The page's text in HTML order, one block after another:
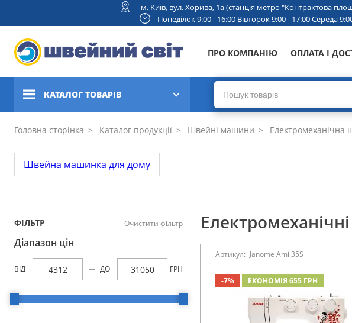
м. Київ, вул. Хорива, 1а (станція метро "Контрактова
Понеділок 9:00 - 16:00 Вівторок 9:00 - 17:00 Середа
ПРО КОМПАНІЮ ОПЛАТА І
КАТАЛОГ ТОВАРІВ
Швейні машини
Вишивальні та швейно-
вишивальні машини
В'язальні машини
Аксесуари
Бренди
Головна сторінка Каталог продукції Швейні машини
Швейна машинка для дому
ФІЛЬТР Очистити фільтр
Діапазон цін
ВІД ДО ГРН
Артикул: Janome Ami 35S
-7% ЕКОНОМІЯ 655 ГРН